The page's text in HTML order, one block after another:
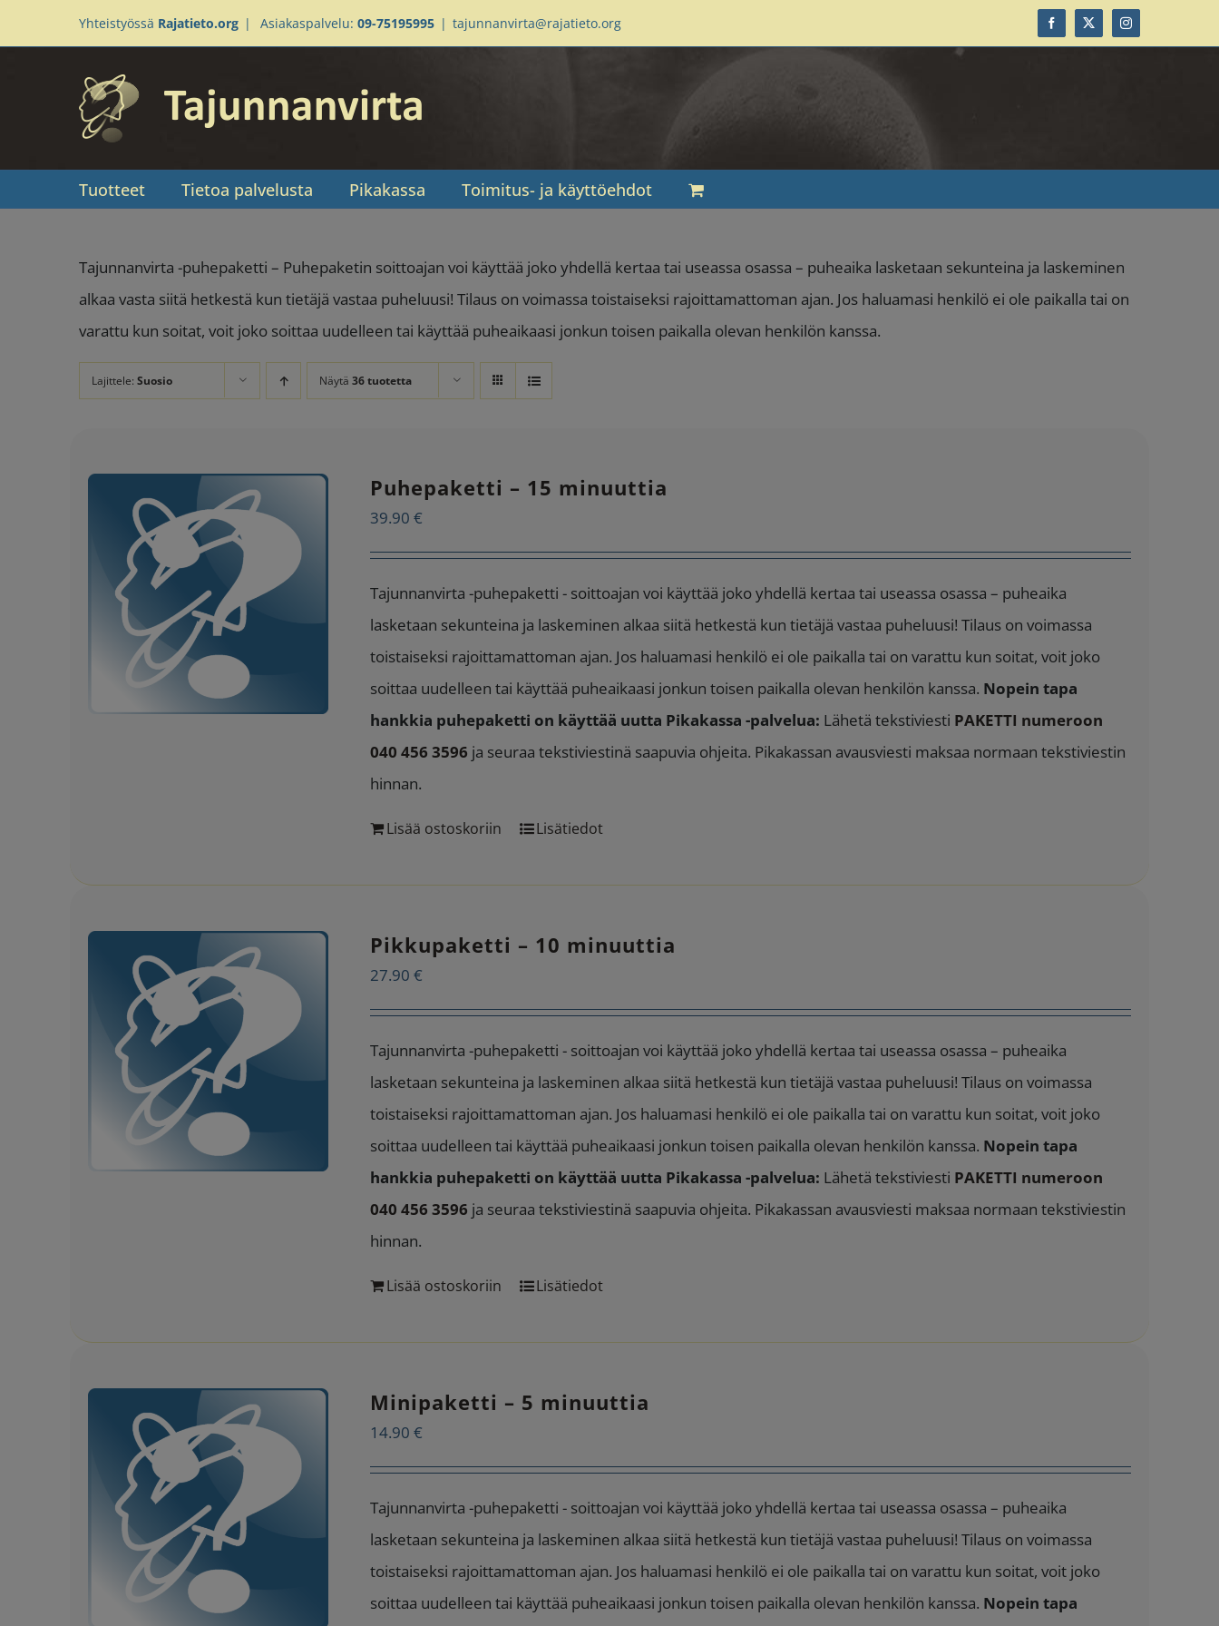
to
Yhteistyössä Rajatieto.org | Asiakaspalvelu: 09-75195995 | tajunnanvirta@rajatieto.org Facebook
X Instagram
Tuotteet Tietoa palvelusta Pikakassa Toimitus- ja käyttöehdot
Tajunnanvirta -puhepaketti – Puhepaketin soittoajan voi käyttää joko yhdellä kertaa tai useassa osassa – puheaika lasketaan sekunteina ja laskeminen
alkaa vasta siitä hetkestä kun tietäjä vastaa puheluusi! Tilaus on voimassa toistaiseksi rajoittamattoman ajan. Jos haluamasi henkilö ei ole paikalla tai on
varattu kun soitat, voit joko soittaa uudelleen tai käyttää puheaikaasi jonkun toisen paikalla olevan henkilön kanssa.
Lajittele: Suosio Näytä 36 tuotetta
Puhepaketti – 15 minuuttia
39.90 €
Tajunnanvirta -puhepaketti - soittoajan voi käyttää joko yhdellä kertaa tai useassa osassa – puheaika
lasketaan sekunteina ja laskeminen alkaa siitä hetkestä kun tietäjä vastaa puheluusi! Tilaus on voimassa
toistaiseksi rajoittamattoman ajan. Jos haluamasi henkilö ei ole paikalla tai on varattu kun soitat, voit joko
soittaa uudelleen tai käyttää puheaikaasi jonkun toisen paikalla olevan henkilön kanssa. Nopein tapa
hankkia puhepaketti on käyttää uutta Pikakassa -palvelua: Lähetä tekstiviesti PAKETTI numeroon
040 456 3596 ja seuraa tekstiviestinä saapuvia ohjeita. Pikakassan avausviesti maksaa normaan tekstiviestin
hinnan.
Lisää ostoskoriin Lisätiedot
Pikkupaketti – 10 minuuttia
27.90 €
Tajunnanvirta -puhepaketti - soittoajan voi käyttää joko yhdellä kertaa tai useassa osassa – puheaika
lasketaan sekunteina ja laskeminen alkaa siitä hetkestä kun tietäjä vastaa puheluusi! Tilaus on voimassa
toistaiseksi rajoittamattoman ajan. Jos haluamasi henkilö ei ole paikalla tai on varattu kun soitat, voit joko
soittaa uudelleen tai käyttää puheaikaasi jonkun toisen paikalla olevan henkilön kanssa. Nopein tapa
hankkia puhepaketti on käyttää uutta Pikakassa -palvelua: Lähetä tekstiviesti PAKETTI numeroon
040 456 3596 ja seuraa tekstiviestinä saapuvia ohjeita. Pikakassan avausviesti maksaa normaan tekstiviestin
hinnan.
Lisää ostoskoriin Lisätiedot
Minipaketti – 5 minuuttia
14.90 €
Tajunnanvirta -puhepaketti - soittoajan voi käyttää joko yhdellä kertaa tai useassa osassa – puheaika
lasketaan sekunteina ja laskeminen alkaa siitä hetkestä kun tietäjä vastaa puheluusi! Tilaus on voimassa
toistaiseksi rajoittamattoman ajan. Jos haluamasi henkilö ei ole paikalla tai on varattu kun soitat, voit joko
soittaa uudelleen tai käyttää puheaikaasi jonkun toisen paikalla olevan henkilön kanssa. Nopein tapa